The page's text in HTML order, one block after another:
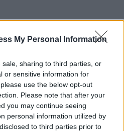
My Personal Information
sharing to third parties, or
or sensitive information for
use the below opt-out
Please note that after your
you may continue seeing
personal information utilized by
to third parties prior to